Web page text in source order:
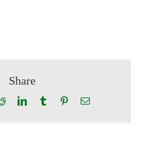
Share
RedditLinkedInTumblr PinterestEmail